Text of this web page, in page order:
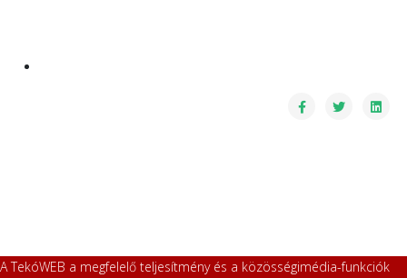
A TekóWEB a megfelelő teljesítmény és a közösségimédia-funkciók